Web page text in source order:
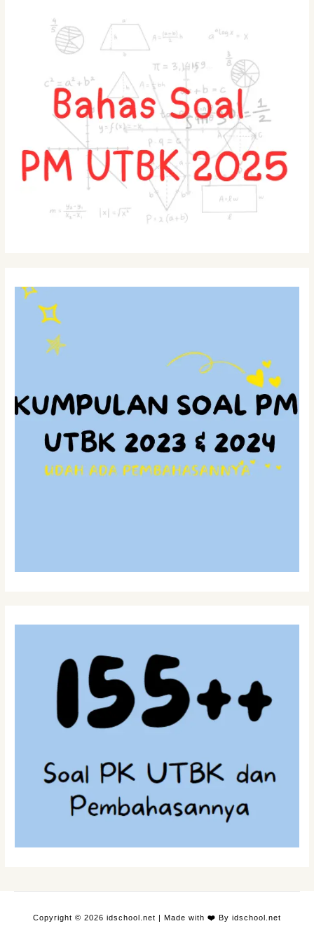
Copyright © 2026 idschool.net | Made with ❤️ By idschool.net